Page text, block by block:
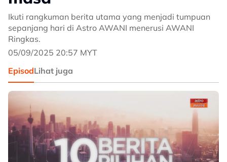
Ikuti rangkuman berita utama yang menjadi tumpuan
sepanjang hari di Astro AWANI menerusi AWANI
Ringkas.
05/09/2025 20:57 MYT
EpisodLihat juga